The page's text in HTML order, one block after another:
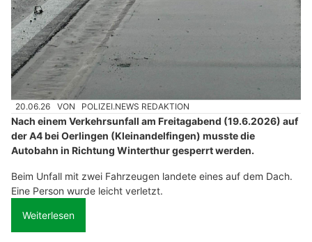
20.06.26 VON POLIZEI.NEWS REDAKTION
Nach einem Verkehrsunfall am Freitagabend (19.6.2026) auf
der A4 bei Oerlingen (Kleinandelfingen) musste die
Autobahn in Richtung Winterthur gesperrt werden.
Beim Unfall mit zwei Fahrzeugen landete eines auf dem Dach.
Eine Person wurde leicht verletzt.
Weiterlesen